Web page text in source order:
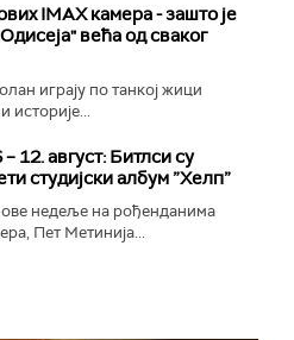
IMAX камера - зашто је
већа од сваког
играју по танкој жици
историје...
12. август: Битлси су
студијски албум ”Хелп”
недеље на рођенданима
Пет Метинија...